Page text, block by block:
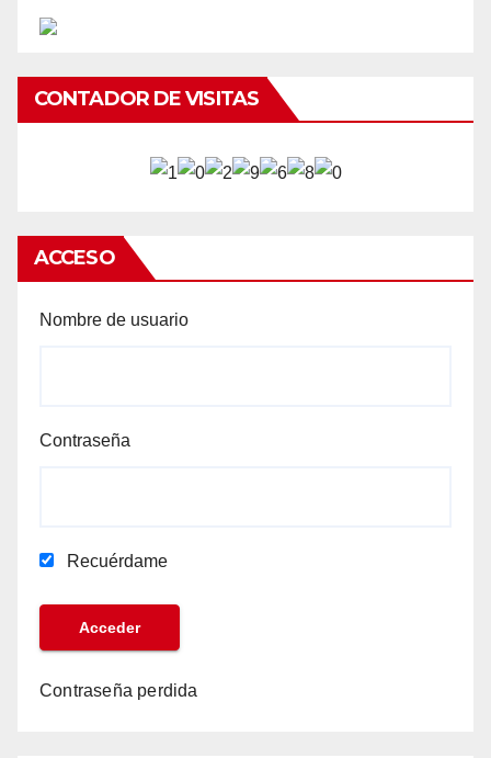
CONTADOR DE VISITAS
ACCESO
Nombre de usuario
Contraseña
Recuérdame
Contraseña perdida